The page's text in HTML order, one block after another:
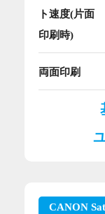
ト速度(片面
印刷時)
両面印刷
CANON